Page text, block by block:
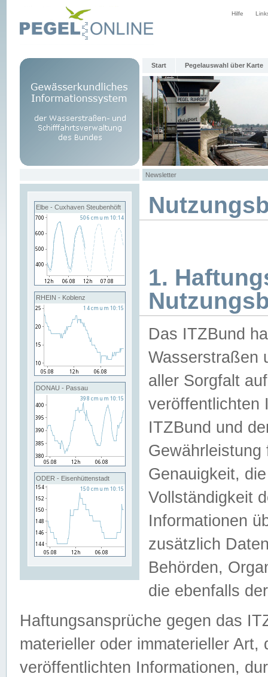
Hilfe
Start Pegelauswahl über Karte
Newsletter
Elbe - Cuxhaven Steubenhöft
RHEIN - Koblenz
DONAU - Passau
ODER - Eisenhüttenstadt
1.
Das ITZBund
Wasserstraßen
aller Sorgfalt
veröffentlichten
ITZBund und
Genauigkeit,
Vollständigkeit
Informationen
zusätzlich
Behörden,
die ebenfalls
Haftungsansprüche gegen das
materieller oder immaterieller
veröffentlichten Informationen,